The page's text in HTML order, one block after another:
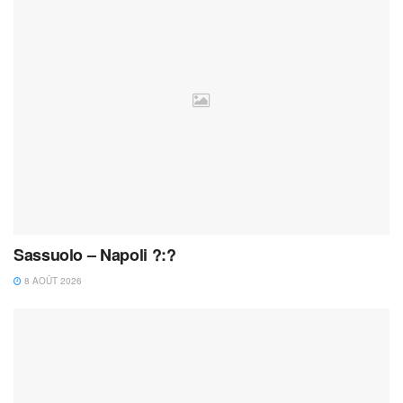
Sassuolo – Napoli ?:?
8 AOÛT 2026